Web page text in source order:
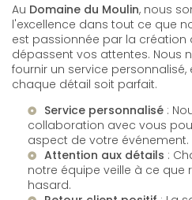
Au Domaine du Moulin, nous
l'excellence dans tout ce que
est passionnée par la création
dépassent vos attentes. Nous
fournir un service
chaque détail soit parfait.
Service personnalisé :
collaboration avec vous
aspect de votre événement.
Attention aux détails :
notre équipe veille à ce que
hasard.